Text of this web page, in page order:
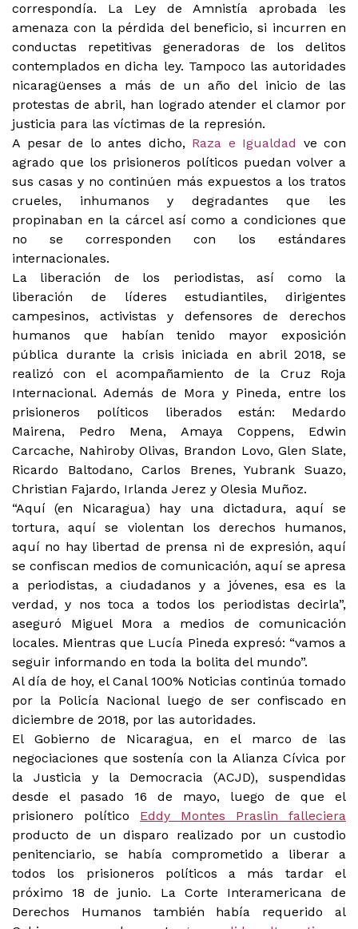
correspondía. La Ley de Amnistía aprobada les
amenaza con la pérdida del beneficio, si incurren en
conductas repetitivas generadoras de los delitos
contemplados en dicha ley. Tampoco las autoridades
nicaragüenses a más de un año del inicio de las
protestas de abril, han logrado atender el clamor por
justicia para las víctimas de la represión.
A pesar de lo antes dicho, Raza e Igualdad ve con
agrado que los prisioneros políticos puedan volver a
sus casas y no continúen más expuestos a los tratos
crueles, inhumanos y degradantes que les
propinaban en la cárcel así como a condiciones que
no se corresponden con los estándares
internacionales.
La liberación de los periodistas, así como la
liberación de líderes estudiantiles, dirigentes
campesinos, activistas y defensores de derechos
humanos que habían tenido mayor exposición
pública durante la crisis iniciada en abril 2018, se
realizó con el acompañamiento de la Cruz Roja
Internacional. Además de Mora y Pineda, entre los
prisioneros políticos liberados están: Medardo
Mairena, Pedro Mena, Amaya Coppens, Edwin
Carcache, Nahiroby Olivas, Brandon Lovo, Glen Slate,
Ricardo Baltodano, Carlos Brenes, Yubrank Suazo,
Christian Fajardo, Irlanda Jerez y Olesia Muñoz.
“Aquí (en Nicaragua) hay una dictadura, aquí se
tortura, aquí se violentan los derechos humanos,
aquí no hay libertad de prensa ni de expresión, aquí
se confiscan medios de comunicación, aquí se apresa
a periodistas, a ciudadanos y a jóvenes, esa es la
verdad, y nos toca a todos los periodistas decirla”,
aseguró Miguel Mora a medios de comunicación
locales. Mientras que Lucía Pineda expresó: “vamos a
seguir informando en toda la bolita del mundo”.
Al día de hoy, el Canal 100% Noticias continúa tomado
por la Policía Nacional luego de ser confiscado en
diciembre de 2018, por las autoridades.
El Gobierno de Nicaragua, en el marco de las
negociaciones que sostenía con la Alianza Cívica por
la Justicia y la Democracia (ACJD), suspendidas
desde el pasado 16 de mayo, luego de que el
prisionero político Eddy Montes Praslin falleciera
producto de un disparo realizado por un custodio
penitenciario, se había comprometido a liberar a
todos los prisioneros políticos a más tardar el
próximo 18 de junio. La Corte Interamericana de
Derechos Humanos también había requerido al